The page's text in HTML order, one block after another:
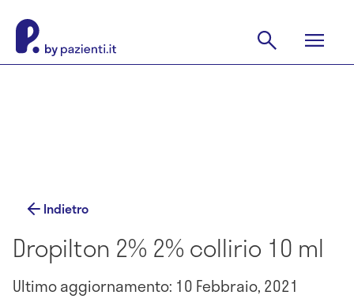
Indietro
Dropilton 2% 2% collirio 10 ml
Ultimo aggiornamento: 10 Febbraio, 2021